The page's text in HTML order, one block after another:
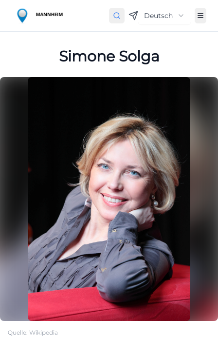
Deutsch
Simone Solga
Quelle: Wikipedia